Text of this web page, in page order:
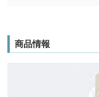
商品情報